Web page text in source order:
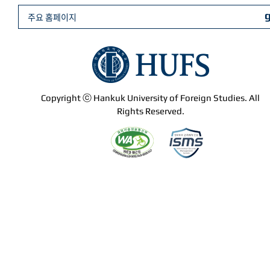
Copyright ⓒ Hankuk University of Foreign Studies. All
Rights Reserved.
주요 홈페이지